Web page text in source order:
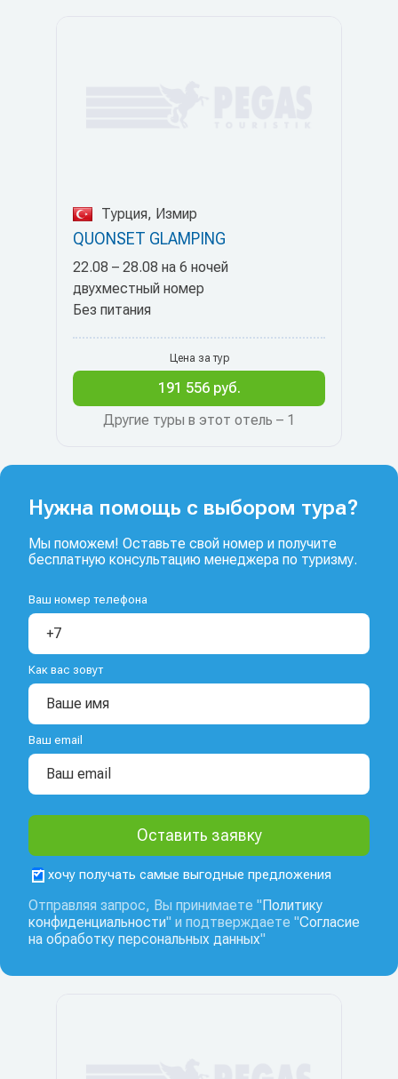
Турция, Измир
QUONSET GLAMPING
22.08 – 28.08 на 6 ночей
двухместный номер
Без питания
Другие туры в этот отель – 1
Цена за тур
191 556 руб.
Нужна помощь с выбором тура?
Мы поможем! Оставьте свой номер и получите
бесплатную консультацию менеджера по туризму.
Ваш номер телефона
Как вас зовут
Ваш email
хочу получать самые выгодные предложения
Отправляя запрос, Вы принимаете "Политику
конфиденциальности" и подтверждаете "Согласие
на обработку персональных данных"